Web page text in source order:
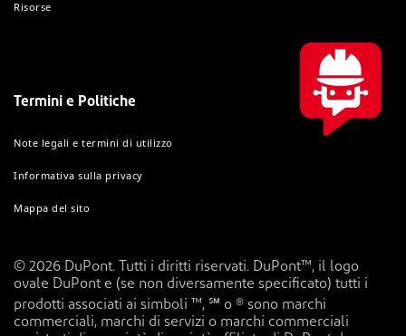
Risorse
Termini e Politiche
Note legali e termini di utilizzo
Informativa sulla privacy
Mappa del sito
© 2026 DuPont. Tutti i diritti riservati. DuPont™, il logo
ovale DuPont e (se non diversamente specificato) tutti i
prodotti associati ai simboli ™, ℠ o ® sono marchi
commerciali, marchi di servizi o marchi commerciali